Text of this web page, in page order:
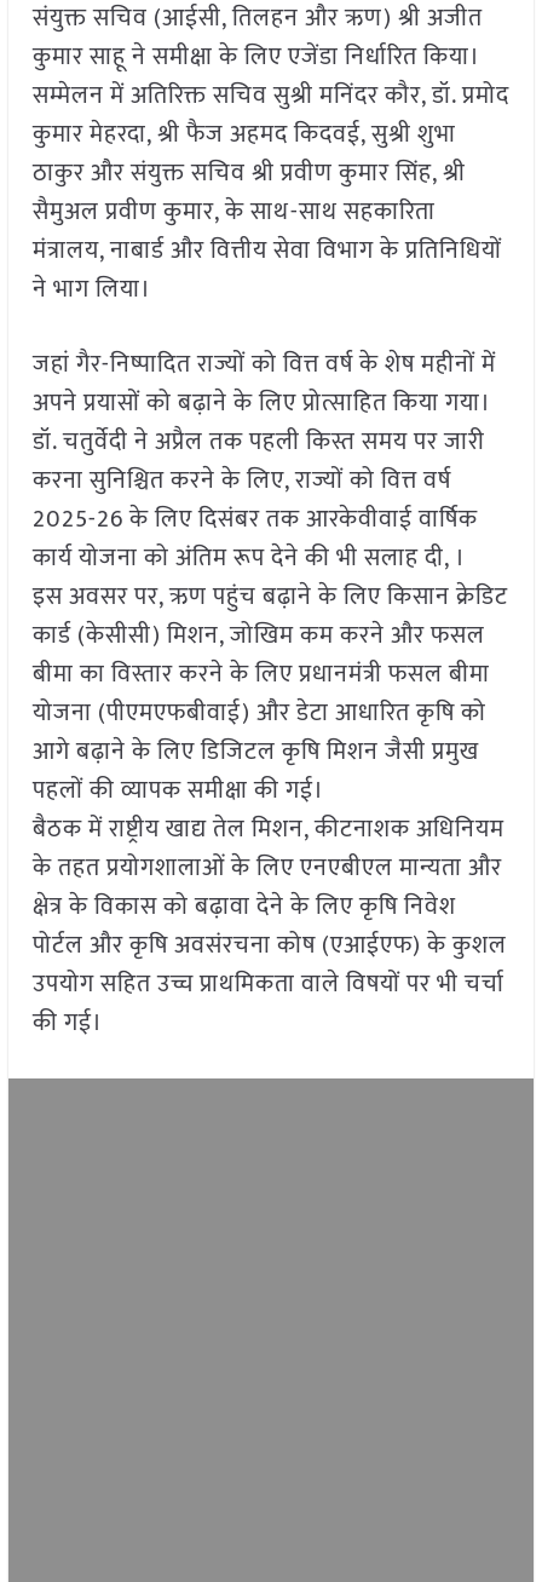
संयुक्त सचिव (आईसी, तिलहन और ऋण) श्री अजीत
कुमार साहू ने समीक्षा के लिए एजेंडा निर्धारित किया।
सम्मेलन में अतिरिक्त सचिव सुश्री मनिंदर कौर, डॉ. प्रमोद
कुमार मेहरदा, श्री फैज अहमद किदवई, सुश्री शुभा
ठाकुर और संयुक्त सचिव श्री प्रवीण कुमार सिंह, श्री
सैमुअल प्रवीण कुमार, के साथ-साथ सहकारिता
मंत्रालय, नाबार्ड और वित्तीय सेवा विभाग के प्रतिनिधियों
ने भाग लिया।
जहां गैर-निष्पादित राज्यों को वित्त वर्ष के शेष महीनों में
अपने प्रयासों को बढ़ाने के लिए प्रोत्साहित किया गया।
डॉ. चतुर्वेदी ने अप्रैल तक पहली किस्त समय पर जारी
करना सुनिश्चित करने के लिए, राज्यों को वित्त वर्ष
2025-26 के लिए दिसंबर तक आरकेवीवाई वार्षिक
कार्य योजना को अंतिम रूप देने की भी सलाह दी, ।
इस अवसर पर, ऋण पहुंच बढ़ाने के लिए किसान क्रेडिट
कार्ड (केसीसी) मिशन, जोखिम कम करने और फसल
बीमा का विस्तार करने के लिए प्रधानमंत्री फसल बीमा
योजना (पीएमएफबीवाई) और डेटा आधारित कृषि को
आगे बढ़ाने के लिए डिजिटल कृषि मिशन जैसी प्रमुख
पहलों की व्यापक समीक्षा की गई।
बैठक में राष्ट्रीय खाद्य तेल मिशन, कीटनाशक अधिनियम
के तहत प्रयोगशालाओं के लिए एनएबीएल मान्यता और
क्षेत्र के विकास को बढ़ावा देने के लिए कृषि निवेश
पोर्टल और कृषि अवसंरचना कोष (एआईएफ) के कुशल
उपयोग सहित उच्च प्राथमिकता वाले विषयों पर भी चर्चा
की गई।